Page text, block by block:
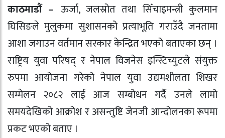
काठमाडौं – ऊर्जा, जलस्रोत तथा सिँचाइमन्त्री कुलमान
घिसिङले मुलुकमा सुशासनको प्रत्याभूति गराउँदै जनतामा
आशा जगाउन वर्तमान सरकार केन्द्रित भएको बताएका छन् ।
राष्ट्रिय युवा परिषद् र नेपाल विजनेस इन्स्टिच्युटले संयुक्त
रुपमा आयोजना गरेको नेपाल युवा उद्यमशीलता शिखर
सम्मेलन २०८२ लाई आज सम्बोधन गर्दै उनले लामो
समयदेखिको आक्रोश र असन्तुष्टि जेनजी आन्दोलनका रूपमा
प्रकट भएको बताए ।